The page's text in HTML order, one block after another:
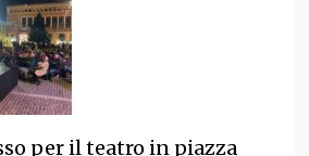
per il teatro in piazza